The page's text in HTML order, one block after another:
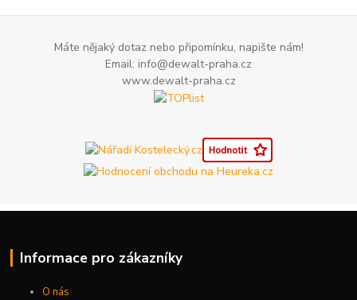
Máte nějaký dotaz nebo připomínku, napište nám!
Email: info@dewalt-praha.cz
www.dewalt-praha.cz
Informace pro zákazníky
O nás